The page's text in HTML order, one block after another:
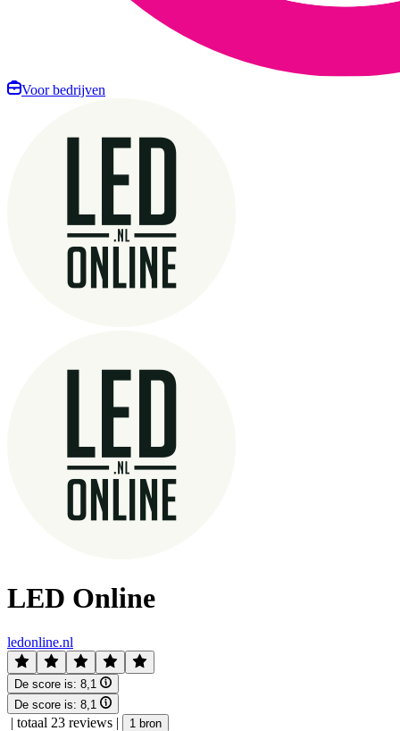
Voor bedrijven
LED Online
ledonline.nl
De score is: 8,1
De score is: 8,1
| totaal 23 reviews | 1 bron